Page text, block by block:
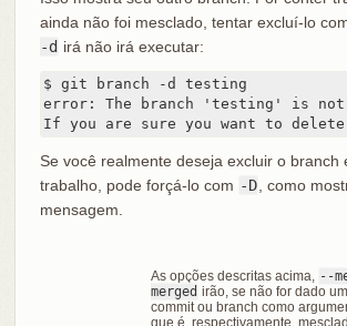
ainda não foi mesclado, tentar excluí-lo
-d irá não irá executar:
$ git branch -d testing
error: The branch 'testing' is not
If you are sure you want to
Se você realmente deseja excluir o branch
trabalho, pode forçá-lo com -D , como
mensagem.
As opções descritas acima, --
merged irão, se não for dado
commit ou branch como
que é, respectivamente,